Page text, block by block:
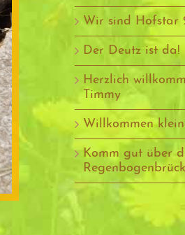
Wir sind Hofstar
Der Deutz ist da!
Herzlich
Timmy
Willkommen
Komm gut über